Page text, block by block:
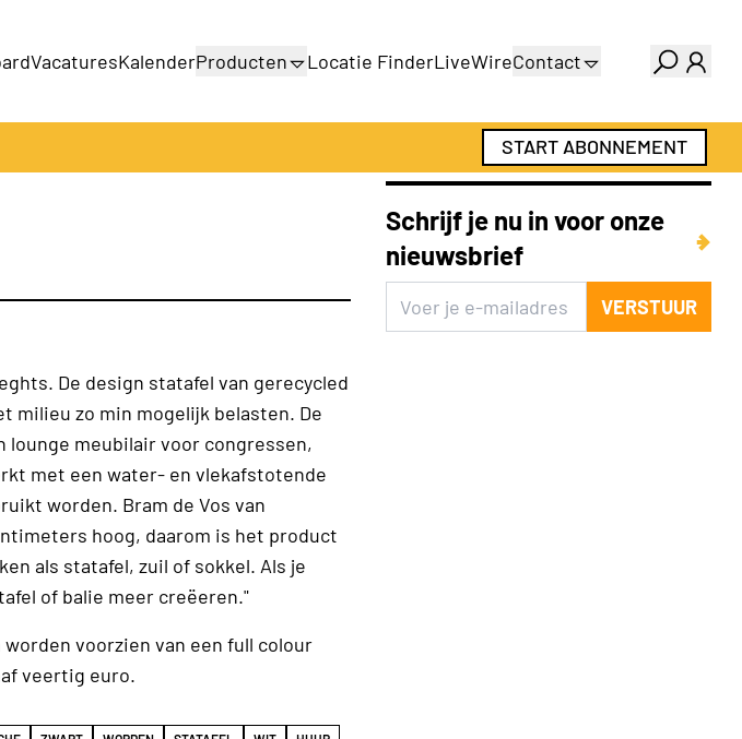
VacaturesKalenderProducten
Productengids
Locatie FinderLiveWireContact
Adverteren
Abonnementen
START ABONNEMENT
De design statafel van gerecycled
milieu zo min mogelijk belasten. De
lounge meubilair voor congressen,
met een water- en vlekafstotende
worden. Bram de Vos van
hoog, daarom is het product
als statafel, zuil of sokkel. Als je
of balie meer creëeren."
voorzien van een full colour
veertig euro.
Schrijf je nu in voor onze
nieuwsbrief
VERSTUUR